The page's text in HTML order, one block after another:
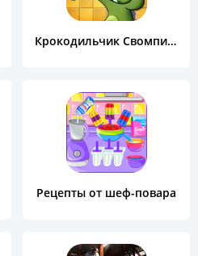
Крокодильчик Свомпи Free
Рецепты от шеф-повара